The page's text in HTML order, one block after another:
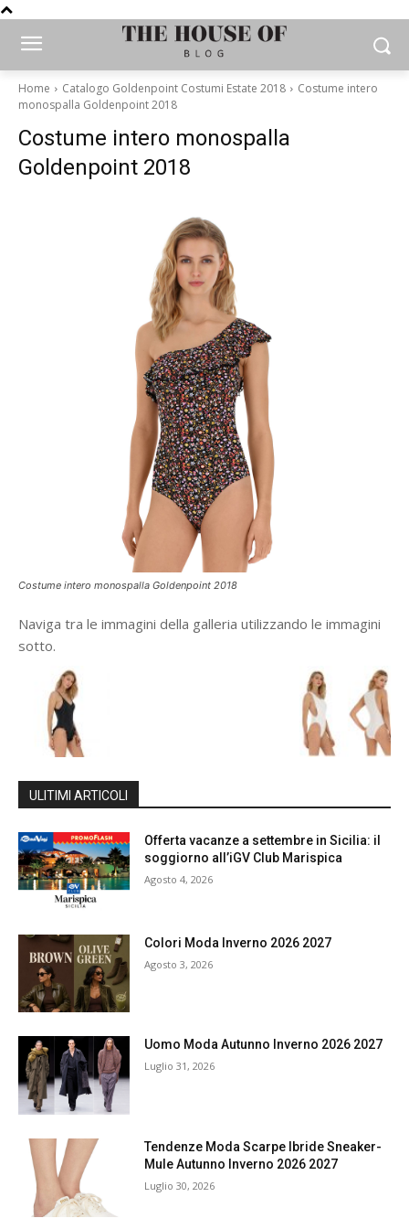
Home Catalogo Goldenpoint Costumi Estate 2018
Costume intero
monospalla Goldenpoint 2018
Costume intero monospalla
Goldenpoint 2018
Costume intero monospalla Goldenpoint 2018
Naviga tra le immagini della galleria utilizzando le immagini
sotto.
ULITIMI ARTICOLI
Offerta vacanze a settembre in Sicilia: il
soggiorno all’iGV Club Marispica
Agosto 4, 2026
Colori Moda Inverno 2026 2027
Agosto 3, 2026
Uomo Moda Autunno Inverno 2026 2027
Luglio 31, 2026
Tendenze Moda Scarpe Ibride Sneaker-
Mule Autunno Inverno 2026 2027
Luglio 30, 2026